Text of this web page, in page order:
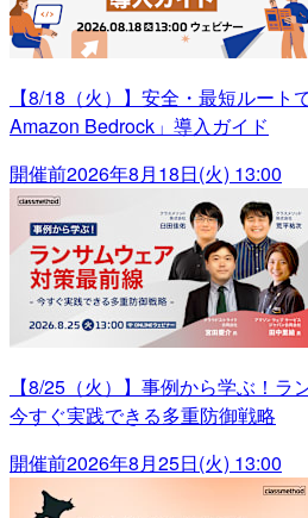
【8/18（火）】安全・最短ルート
Amazon Bedrock」導入ガイド
開催前2026年8月18日(火) 13:00
【8/25（火）】事例から学ぶ！ラ
今すぐ実践できる多重防御戦略
開催前2026年8月25日(火) 13:00